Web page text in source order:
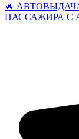
🔥
ПАССАЖИРА С